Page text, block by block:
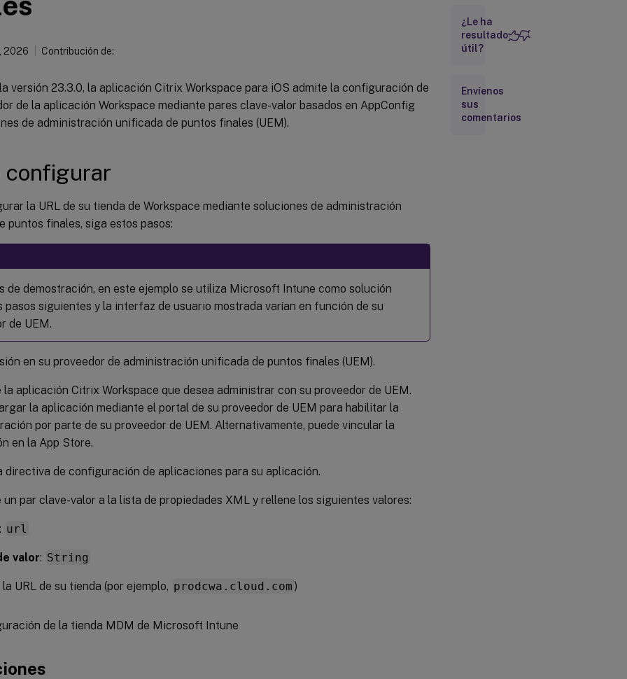
2026 Contribución de:
versión 23.3.0, la aplicación Citrix Workspace para iOS admite la configuración de
de la aplicación Workspace mediante pares clave-valor basados en AppConfig
de administración unificada de puntos finales (UEM).
configurar
la URL de su tienda de Workspace mediante soluciones de administración
puntos finales, siga estos pasos:
de demostración, en este ejemplo se utiliza Microsoft Intune como solución
pasos siguientes y la interfaz de usuario mostrada varían en función de su
de UEM.
en su proveedor de administración unificada de puntos finales (UEM).
la aplicación Citrix Workspace que desea administrar con su proveedor de UEM.
la aplicación mediante el portal de su proveedor de UEM para habilitar la
por parte de su proveedor de UEM. Alternativamente, puede vincular la
en la App Store.
directiva de configuración de aplicaciones para su aplicación.
un par clave-valor a la lista de propiedades XML y rellene los siguientes valores:
: url
valor: String
la URL de su tienda (por ejemplo, prodcwa.cloud.com )
Compatibilidad
para
configurar los
Workspace a
través de
soluciones
¿Le ha
resultado
útil?
Envíenos
sus
comentarios